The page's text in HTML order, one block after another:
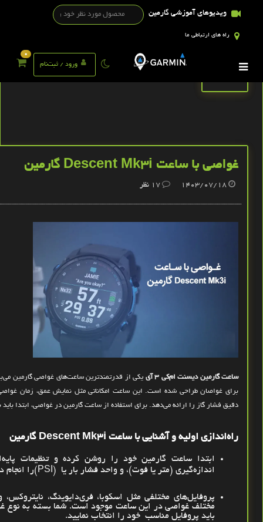
ویدیوهای آموزشی گارمین
راه های ارتباطی ما
ورود / ثبت‌نام
0
غواصی با ساعت Descent Mk3i گارمین
1403/07/18
17 نظر
ساعت گارمین دیسنت ام‌کی 3 آی
یکی از قدرتمندترین ساعت‌های غواصی گارمین
برای غواصان طراحی شده است. این ساعت امکاناتی مثل نمایش عمق، زمان
دقیق فشار گاز را ارائه می‌دهد. برای استفاده از ساعت گارمین در غواصی، ابتدا
راه‌اندازی اولیه و آشنایی با ساعت Descent Mk3i گارمین
ابتدا ساعت گارمین خود را روشن کرده و تنظیمات
اندازه‌گیری (متر یا فوت)، و واحد فشار بار یا (PSI)را انجام
پروفایل‌های مختلفی مثل اسکوبا، فری‌دایوینگ،
مختلف غواصی در این ساعت موجود است. شما بسته به نوع
باید پروفایل مناسب خود را انتخاب نمایید.